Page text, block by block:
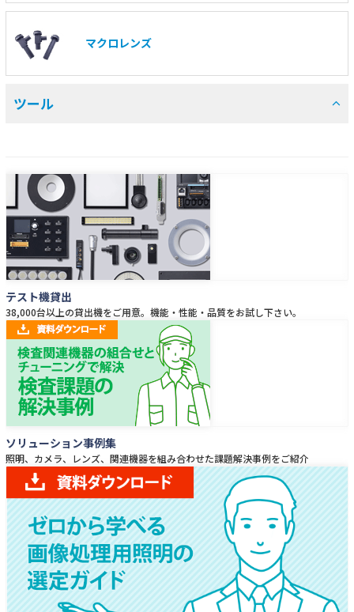
マクロレンズ
ツール
テスト機貸出
38,000台以上の貸出機をご用意。機能・性能・品質をお試し下さい。
ソリューション事例集
照明、カメラ、レンズ、関連機器を組み合わせた課題解決事例をご紹介